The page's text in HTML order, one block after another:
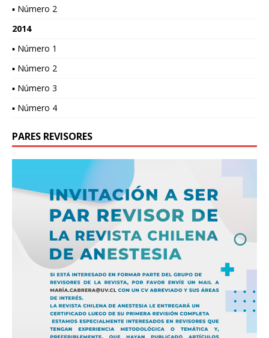
▪ Número 2
2014
▪ Número 1
▪ Número 2
▪ Número 3
▪ Número 4
PARES REVISORES